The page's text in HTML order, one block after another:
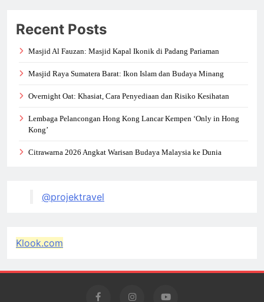
Recent Posts
Masjid Al Fauzan: Masjid Kapal Ikonik di Padang Pariaman
Masjid Raya Sumatera Barat: Ikon Islam dan Budaya Minang
Overnight Oat: Khasiat, Cara Penyediaan dan Risiko Kesihatan
Lembaga Pelancongan Hong Kong Lancar Kempen ‘Only in Hong
Kong’
Citrawarna 2026 Angkat Warisan Budaya Malaysia ke Dunia
@projektravel
Klook.com